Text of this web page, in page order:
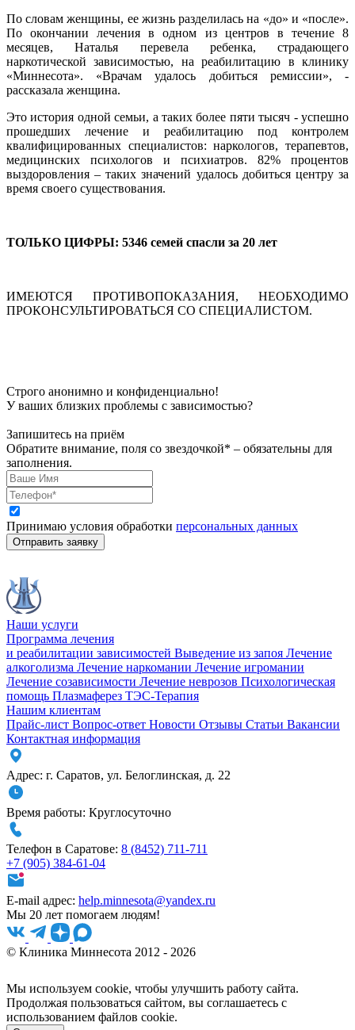
По словам женщины, ее жизнь разделилась на «до» и «после».
По окончании лечения в одном из центров в течение 8
месяцев, Наталья перевела ребенка, страдающего
наркотической зависимостью, на реабилитацию в клинику
«Миннесота». «Врачам удалось добиться ремиссии», -
рассказала женщина.
Это история одной семьи, а таких более пяти тысяч - успешно
прошедших лечение и реабилитацию под контролем
квалифицированных специалистов: наркологов, терапевтов,
медицинских психологов и психиатров. 82% процентов
выздоровления – таких значений удалось добиться центру за
время своего существования.
ТОЛЬКО ЦИФРЫ: 5346 семей спасли за 20 лет
ИМЕЮТСЯ ПРОТИВОПОКАЗАНИЯ, НЕОБХОДИМО
ПРОКОНСУЛЬТИРОВАТЬСЯ СО СПЕЦИАЛИСТОМ.
Строго анонимно и конфиденциально!
У ваших близких проблемы с зависимостью?
Запишитесь на приём
Обратите внимание, поля со звездочкой* – обязательны для
заполнения.
Принимаю условия обработки персональных данных
Отправить заявку
Наши услуги
Программа лечения
и реабилитации зависимостей Выведение из запоя Лечение
алкоголизма Лечение наркомании Лечение игромании
Лечение созависимости Лечение неврозов Психологическая
помощь Плазмаферез ТЭС-Терапия
Нашим клиентам
Прайс-лист Вопрос-ответ Новости Отзывы Статьи Вакансии
Контактная информация
Адрес: г. Саратов, ул. Белоглинская, д. 22
Время работы: Круглосуточно
Телефон в Саратове: 8 (8452) 711-711
+7 (905) 384-61-04
E-mail адрес: help.minnesota@yandex.ru
Мы 20 лет помогаем людям!
© Клиника Миннесота 2012 - 2026
Мы используем cookie, чтобы улучшить работу сайта.
Продолжая пользоваться сайтом, вы соглашаетесь с
использованием файлов cookie.